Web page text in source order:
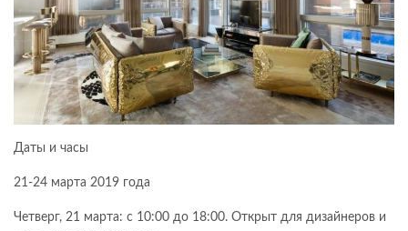
Даты и часы
21-24 марта 2019 года
Четверг, 21 марта: с 10:00 до 18:00. Открыт для дизайнеров и